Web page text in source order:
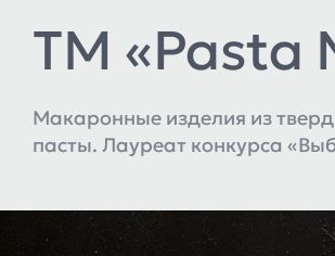
ТМ «Pasta
Макаронные изделия из
пасты. Лауреат конкурса